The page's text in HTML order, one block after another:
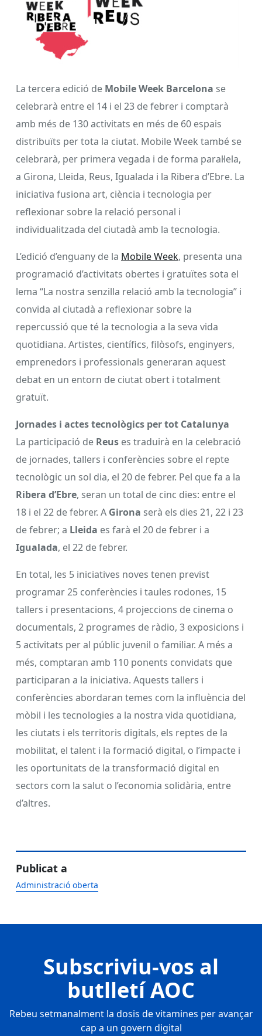
La tercera edició de Mobile Week Barcelona se
celebrarà entre el 14 i el 23 de febrer i comptarà
amb més de 130 activitats en més de 60 espais
distribuïts per tota la ciutat. Mobile Week també se
celebrarà, per primera vegada i de forma paral·lela,
a Girona, Lleida, Reus, Igualada i la Ribera d’Ebre. La
iniciativa fusiona art, ciència i tecnologia per
reflexionar sobre la relació personal i
individualitzada del ciutadà amb la tecnologia.
L’edició d’enguany de la Mobile Week, presenta una
programació d’activitats obertes i gratuïtes sota el
lema “La nostra senzilla relació amb la tecnologia” i
convida al ciutadà a reflexionar sobre la
repercussió que té la tecnologia a la seva vida
quotidiana. Artistes, científics, filòsofs, enginyers,
emprenedors i professionals generaran aquest
debat en un entorn de ciutat obert i totalment
gratuït.
Jornades i actes tecnològics per tot Catalunya
La participació de Reus es traduirà en la celebració
de jornades, tallers i conferències sobre el repte
tecnològic un sol dia, el 20 de febrer. Pel que fa a la
Ribera d’Ebre, seran un total de cinc dies: entre el
18 i el 22 de febrer. A Girona serà els dies 21, 22 i 23
de febrer; a Lleida es farà el 20 de febrer i a
Igualada, el 22 de febrer.
En total, les 5 iniciatives noves tenen previst
programar 25 conferències i taules rodones, 15
tallers i presentacions, 4 projeccions de cinema o
documentals, 2 programes de ràdio, 3 exposicions i
5 activitats per al públic juvenil o familiar. A més a
més, comptaran amb 110 ponents convidats que
participaran a la iniciativa. Aquests tallers i
conferències abordaran temes com la influència del
mòbil i les tecnologies a la nostra vida quotidiana,
les ciutats i els territoris digitals, els reptes de la
mobilitat, el talent i la formació digital, o l’impacte i
les oportunitats de la transformació digital en
sectors com la salut o l’economia solidària, entre
d’altres.
Publicat a
Administració oberta
Subscriviu-vos al
butlletí AOC
Rebeu setmanalment la dosis de vitamines per avançar
cap a un govern digital